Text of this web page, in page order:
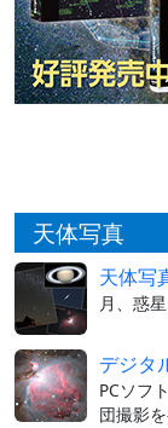
天体写真
天体写
月、惑
デジタ
PCソフ
団撮影